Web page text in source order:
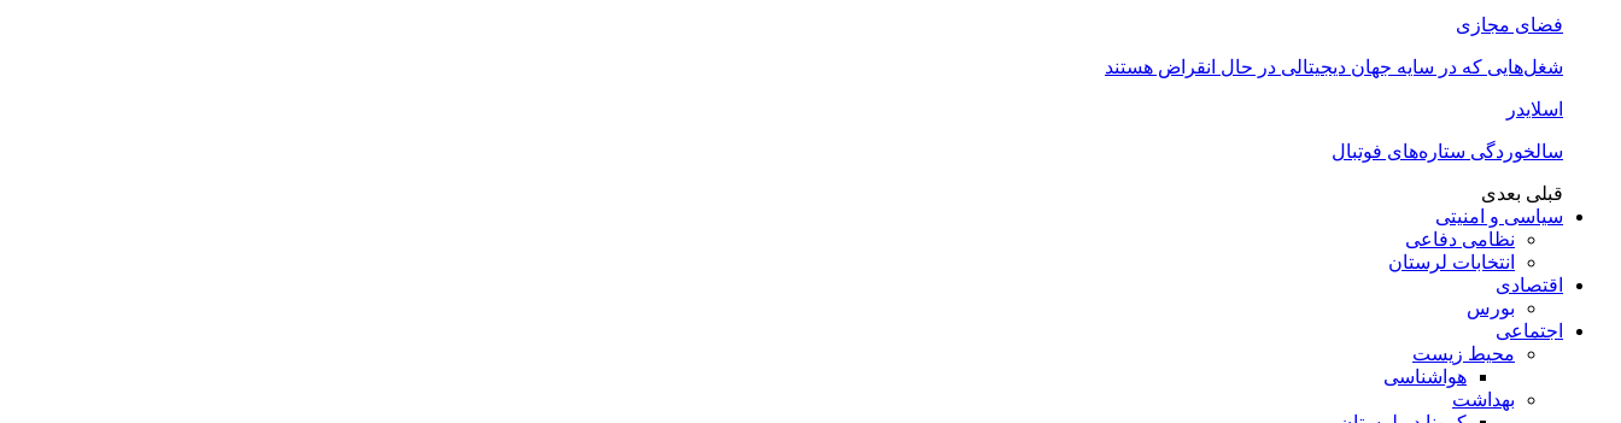
فضای مجازی
شغل‌‌هایی که در سایه جهان دیجیتالی در حال انقراض هستند
اسلایدر
سالخوردگی ستاره‌های فوتبال
قبلی بعدی
سیاسی و امنیتی
نظامی دفاعی
انتخابات لرستان
اقتصادی
بورس
اجتماعی
محیط زیست
هواشناسی
بهداشت